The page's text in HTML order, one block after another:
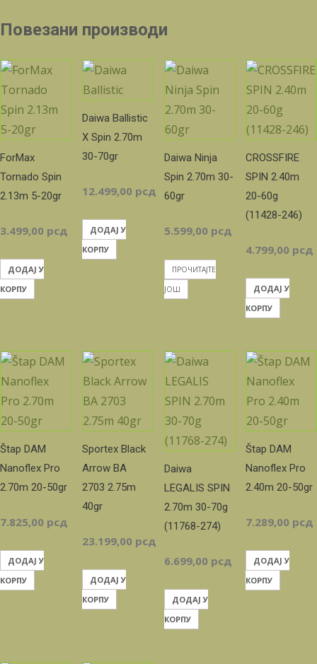
Повезани производи
ForMax
Tornado Spin
2.13m 5-20gr
3.499,00 рсд
ДОДАЈ У
КОРПУ
Daiwa Ballistic
X Spin 2.70m
30-70gr
12.499,00 рсд
ДОДАЈ У
КОРПУ
Daiwa Ninja
Spin 2.70m 30-
60gr
5.599,00 рсд
ПРОЧИТАЈТЕ
ЈОШ
CROSSFIRE
SPIN 2.40m
20-60g
(11428-246)
4.799,00 рсд
ДОДАЈ У
КОРПУ
Štap DAM
Nanoflex Pro
2.70m 20-50gr
7.825,00 рсд
ДОДАЈ У
КОРПУ
Sportex Black
Arrow BA
2703 2.75m
40gr
23.199,00 рсд
ДОДАЈ У
КОРПУ
Daiwa
LEGALIS SPIN
2.70m 30-70g
(11768-274)
6.699,00 рсд
ДОДАЈ У
КОРПУ
Štap DAM
Nanoflex Pro
2.40m 20-50gr
7.289,00 рсд
ДОДАЈ У
КОРПУ